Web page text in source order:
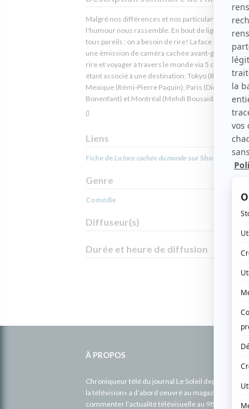
Malgré nos différences et nos particularités
l'humour nous rassemble. En bout de ligne nous
tous pareils : on a besoin de rire! La face cachée du
une émission de caméra cachée avant-gardiste
rire et voyager à travers le monde via 5 comédiens,
étant associé à une destination; Tokyo (Rosalie
Mexique (Rémi-Pierre Paquin), Paris (Didier
Bonenfant) et Montréal (Mehdi Bousaidan)!
()
Liens
Fiche deLa face cachée du monde sur Showbizz.net
Genre
Comédie
Diffuseur(s)
Durée et heure de diffusion
À PROPOS
Chroniqueur télé du journal Le Soleil depuis 2001,
la télévision» a d’abord oeuvré au magazine TV
commenter l’actualité télévisuelle au 98,5.